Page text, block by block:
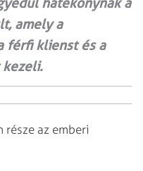
amely a
férfi klienst és a
az emberi